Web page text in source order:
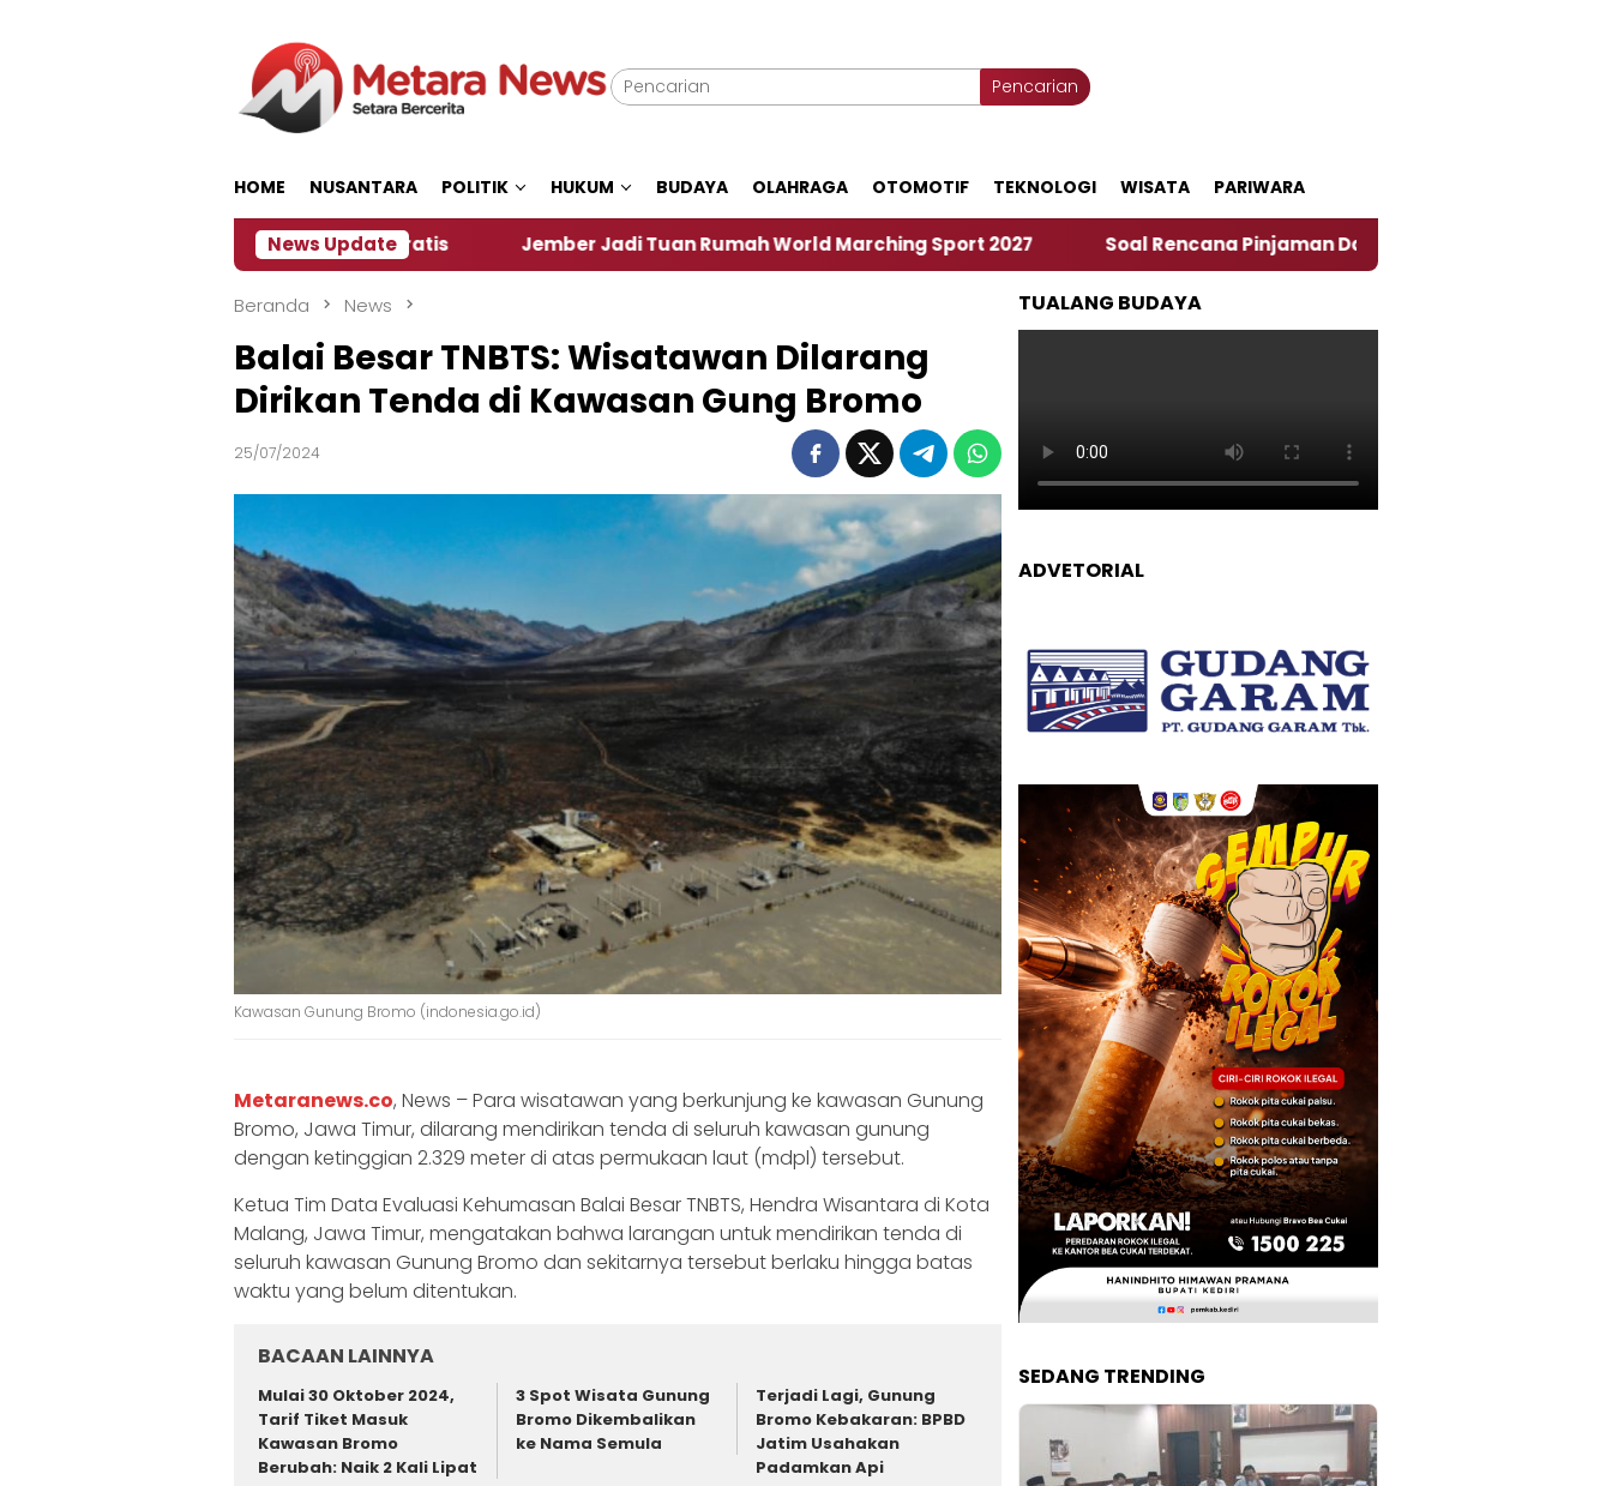
Pencarian
HOME NUSANTARA POLITIK HUKUM BUDAYA OLAHRAGA OTOMOTIF TEKNOLOGI WISATA PARIWARA
News Update
Siapkan Kopi dan Pijat Gratis Jember Jadi Tuan Rumah World Marching Sport 2027 ‎Soal Rencana Pinjaman Daerah Pemkab Jember, Ini Kata
Beranda News
Balai Besar TNBTS: Wisatawan Dilarang
Dirikan Tenda di Kawasan Gung Bromo
25/07/2024
Kawasan Gunung Bromo (indonesia.go.id)
Metaranews.co, News – Para wisatawan yang berkunjung ke kawasan Gunung
Bromo, Jawa Timur, dilarang mendirikan tenda di seluruh kawasan gunung
dengan ketinggian 2.329 meter di atas permukaan laut (mdpl) tersebut.
Ketua Tim Data Evaluasi Kehumasan Balai Besar TNBTS, Hendra Wisantara di Kota
Malang, Jawa Timur, mengatakan bahwa larangan untuk mendirikan tenda di
seluruh kawasan Gunung Bromo dan sekitarnya tersebut berlaku hingga batas
waktu yang belum ditentukan.
BACAAN LAINNYA
Mulai 30 Oktober 2024,
Tarif Tiket Masuk
Kawasan Bromo
Berubah: Naik 2 Kali Lipat
3 Spot Wisata Gunung
Bromo Dikembalikan
ke Nama Semula
Terjadi Lagi, Gunung
Bromo Kebakaran: BPBD
Jatim Usahakan
Padamkan Api
TUALANG BUDAYA
ADVETORIAL
SEDANG TRENDING